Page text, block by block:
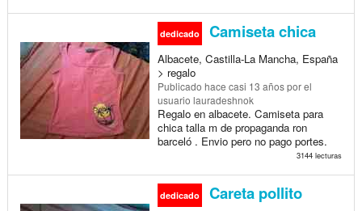
dedicado Camiseta chica
Albacete, Castilla-La Mancha, España
> regalo
Publicado hace casi 13 añospor el
usuario lauradeshnok
Regalo en albacete. Camiseta para
chica talla m de propaganda ron
barceló . Envio pero no pago portes.
3144 lecturas
dedicado Careta pollito